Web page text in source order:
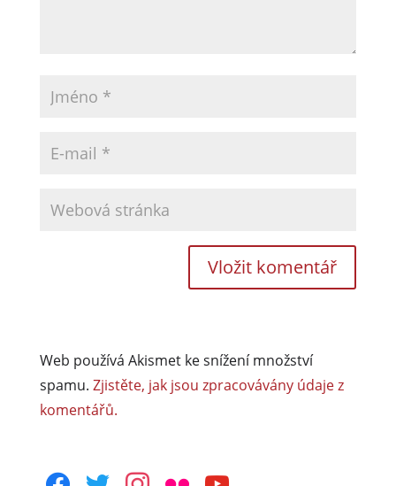
Web používá Akismet ke snížení množství
spamu. Zjistěte, jak jsou zpracovávány údaje z
komentářů.
facebooktwitterinstagram
flickr youtube